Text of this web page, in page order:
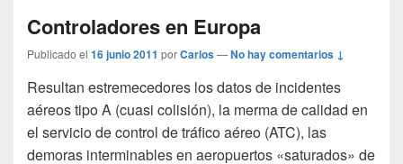
Controladores en Europa
Publicado el 16 junio 2011 porCarlos—No hay comentarios ↓
Resultan estremecedores los datos de incidentes
aéreos tipo A (cuasi colisión), la merma de calidad en
el servicio de control de tráfico aéreo (ATC), las
demoras interminables en aeropuertos «saturados» de